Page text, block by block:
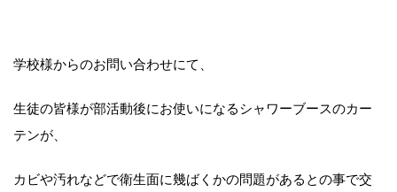
学校様からのお問い合わせにて、
生徒の皆様が部活動後にお使いになるシャワーブースのカー
テンが、
カビや汚れなどで衛生面に幾ばくかの問題があるとの事で交